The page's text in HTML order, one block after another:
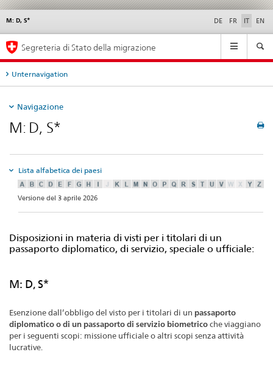
M: D, S* DE FR IT EN
Service
Navigation
Segreteria di Stato della migrazione
Unternavigation
Navigazione
M: D, S*
Lista alfabetica dei paesi
Versione del 3 aprile 2026
Disposizioni in materia di visti per i titolari di un
passaporto diplomatico, di servizio, speciale o ufficiale:
M: D, S*
Esenzione dall’obbligo del visto per i titolari di un passaporto
diplomatico o di un passaporto di servizio biometricoche viaggiano
per i seguenti scopi: missione ufficiale o altri scopi senza attività
lucrative.